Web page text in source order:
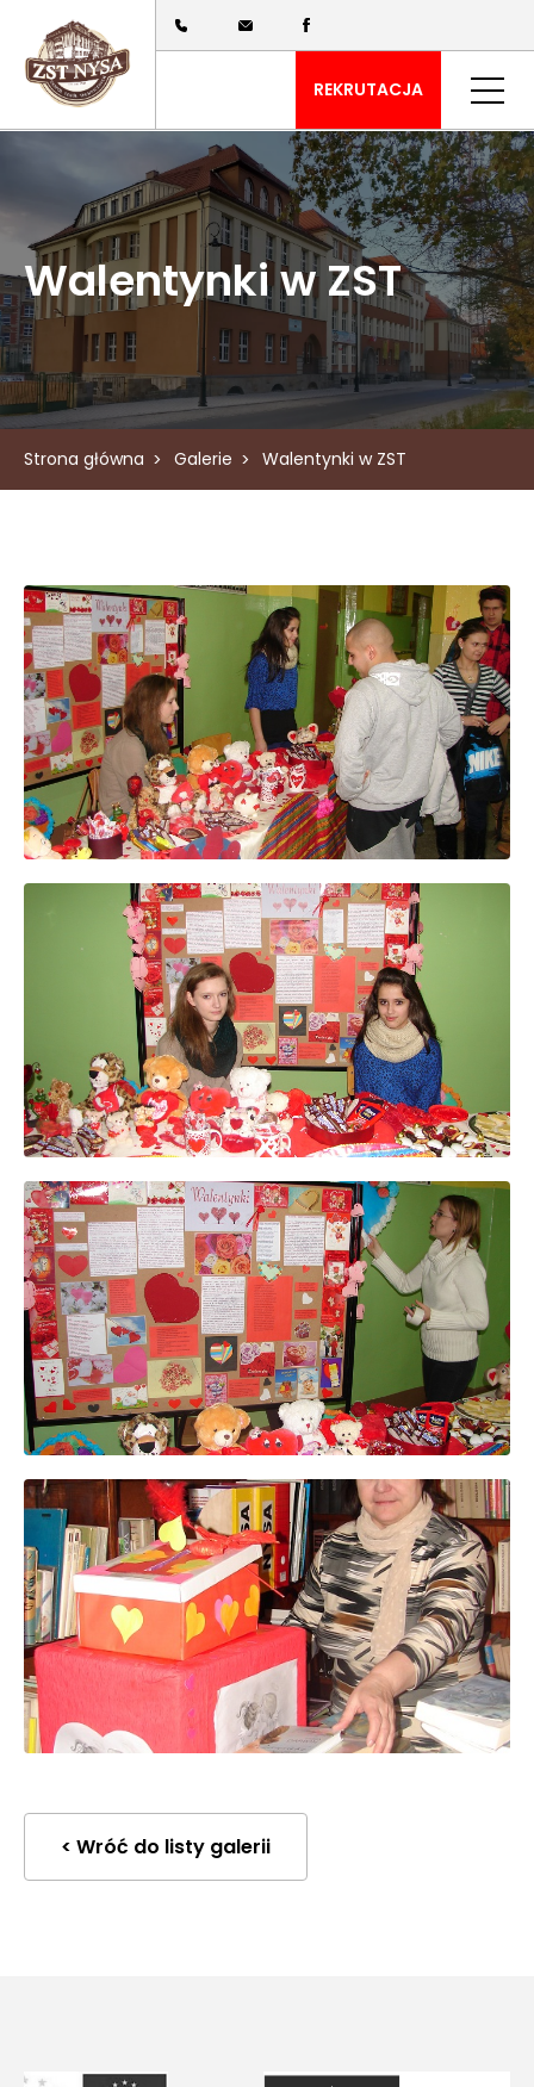
REKRUTACJA
Walentynki w ZST
Strona główna Galerie Walentynki w ZST
< Wróć do listy galerii